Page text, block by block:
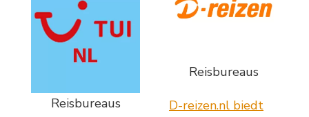
Reisbureaus
Reisbureaus
D-reizen.nl biedt